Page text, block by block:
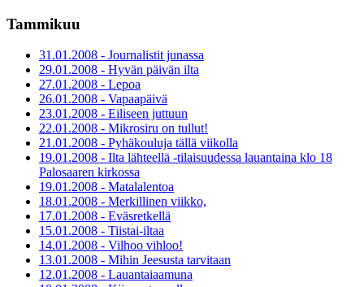
Tammikuu
31.01.2008 - Journalistit junassa
29.01.2008 - Hyvän päivän ilta
27.01.2008 - Lepoa
26.01.2008 - Vapaapäivä
23.01.2008 - Eiliseen juttuun
22.01.2008 - Mikrosiru on tullut!
21.01.2008 - Pyhäkouluja tällä viikolla
19.01.2008 - Ilta lähteellä -tilaisuudessa lauantaina klo 18
Palosaaren kirkossa
19.01.2008 - Matalalentoa
18.01.2008 - Merkillinen viikko,
17.01.2008 - Eväsretkellä
15.01.2008 - Tiistai-iltaa
14.01.2008 - Vilhoo vihloo!
13.01.2008 - Mihin Jeesusta tarvitaan
12.01.2008 - Lauantaiaamuna